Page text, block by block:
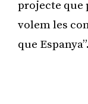
projecte que
volem les
que Espanya”.